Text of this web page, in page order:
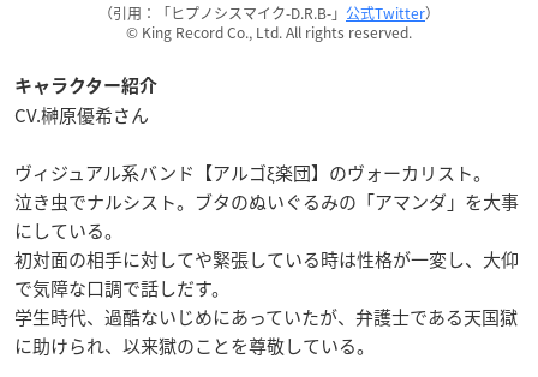
（引用：「ヒプノシスマイク-D.R.B-」 公式Twitter）
© King Record Co., Ltd. All rights reserved.
キャラクター紹介
CV.榊原優希さん
ヴィジュアル系バンド【アルゴξ楽団】のヴォーカリスト。
泣き虫でナルシスト。ブタのぬいぐるみの「アマンダ」を大事
にしている。
初対面の相手に対してや緊張している時は性格が一変し、大仰
で気障な口調で話しだす。
学生時代、過酷ないじめにあっていたが、弁護士である天国獄
に助けられ、以来獄のことを尊敬している。